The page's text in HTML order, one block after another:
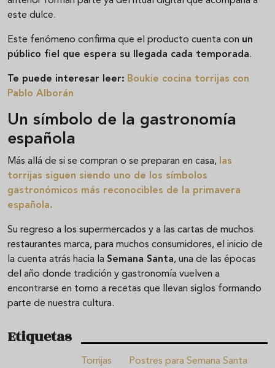
este dulce.
Este fenómeno confirma que el producto cuenta con un
público fiel que espera su llegada cada temporada.
Te puede interesar leer: Boukie cocina torrijas con
Pablo Alborán
Un símbolo de la gastronomía
española
Más allá de si se compran o se preparan en casa, las
torrijas siguen siendo uno de los símbolos
gastronómicos más reconocibles de la primavera
española.
Su regreso a los supermercados y a las cartas de muchos
restaurantes marca, para muchos consumidores, el inicio de
la cuenta atrás hacia la Semana Santa, una de las épocas
del año donde tradición y gastronomía vuelven a
encontrarse en torno a recetas que llevan siglos formando
parte de nuestra cultura.
Etiquetas
Torrijas Postres para Semana Santa